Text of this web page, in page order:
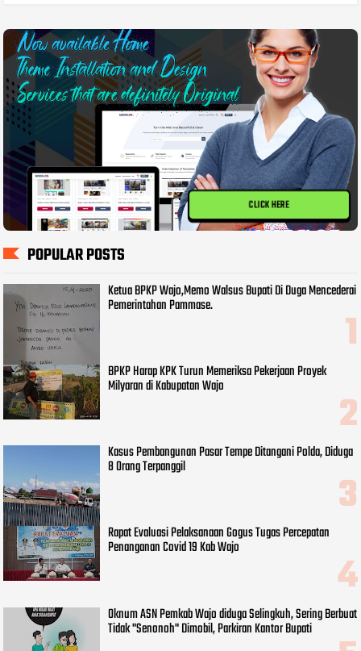
CLICK HERE
POPULAR POSTS
Ketua BPKP Wajo,Memo Walsus Bupati Di Duga Mencederai
Pemerintahan Pammase.
BPKP Harap KPK Turun Memeriksa Pekerjaan Proyek
Milyaran di Kabupatan Wajo
Kasus Pembangunan Pasar Tempe Ditangani Polda, Diduga
8 Orang Terpanggil
Rapat Evaluasi Pelaksanaan Gogus Tugas Percepatan
Penanganan Covid 19 Kab Wajo
Oknum ASN Pemkab Wajo diduga Selingkuh, Sering Berbuat
Tidak "Senonoh" Dimobil, Parkiran Kantor Bupati